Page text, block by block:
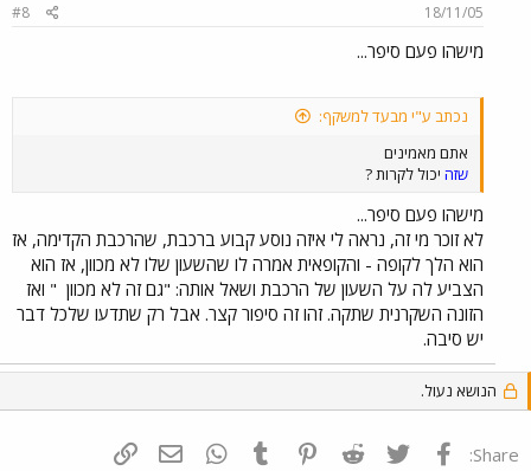
18/11/05
#8
מישהו פעם סיפר...
נכתב ע"י מבעד למשקף:
אתם מאמינים
שזה יכול לקרות ?
מישהו פעם סיפר...
לא זוכר מי זה, נראה לי איזה נוסע קבוע ברכבת, שהרכבת הקדימה, אז
הוא הלך לקופה - והקופאית אמרה לו שהשעון שלו לא מכוון, אז הוא
הצביע לה על השעון של הרכבת ושאל אותה: "גם זה לא מכוון " ואז
הזונה השקרנית שתקה. זהו זה סיפור קצר. אבל רק שתדעו שלכל דבר
יש סיבה.
הנושא נעול.
Share: פייסבוק Twitter
Reddit
Pinterest
Tumblr
WhatsAppדואר אלקטרוני